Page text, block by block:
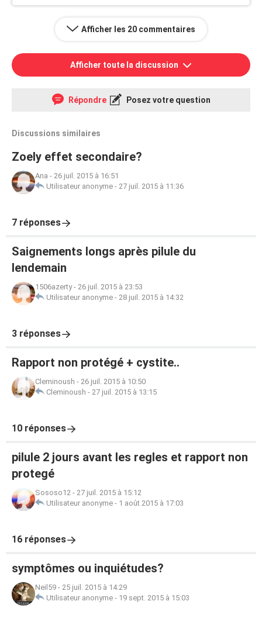
Afficher les 20 commentaires
Afficher toute la discussion
Répondre Posez votre question
Discussions similaires
Zoely effet secondaire?
Ana - 26 juil. 2015 à 16:51
Utilisateur anonyme - 27 juil. 2015 à 11:36
7 réponses
Saignements longs après pilule du
lendemain
1506azerty- 26 juil. 2015 à 23:53
Utilisateur anonyme - 28 juil. 2015 à 14:32
3 réponses
Rapport non protégé + cystite..
Cleminoush - 26 juil. 2015 à 10:50
Cleminoush - 27 juil. 2015 à 13:15
10 réponses
pilule 2 jours avant les regles et rapport non
protegé
Sososo12 - 27 juil. 2015 à 15:12
Utilisateur anonyme - 1 août 2015 à 17:03
16 réponses
symptômes ou inquiétudes?
Neil59 - 25 juil. 2015 à 14:29
Utilisateur anonyme - 19 sept. 2015 à 15:03